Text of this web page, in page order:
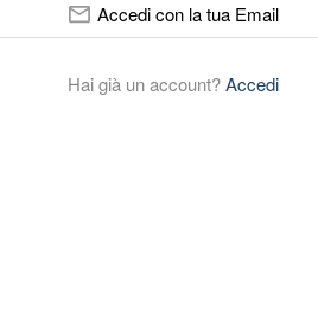
Accedi con la tua Email
Hai già un account?Accedi